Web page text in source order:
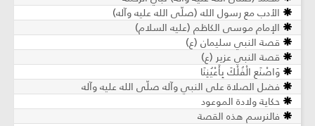
الأدب مع رسول الله (صلّى الله عليه وآله)
الإمام موسى الكاظم (عليه السلام)
قصة النبي سليمان (ع)
قصة النبي عزير (ع)
وَاصْنَعِ الْفُلْكَ بِأَعْيُنِنَا
فضل الصلاة على النبي وآله صلّى الله عليه وآله
حكاية ولادة الموعود
فالنرسم هذه القصة